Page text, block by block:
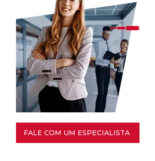
FALE COM UM ESPECIALISTA